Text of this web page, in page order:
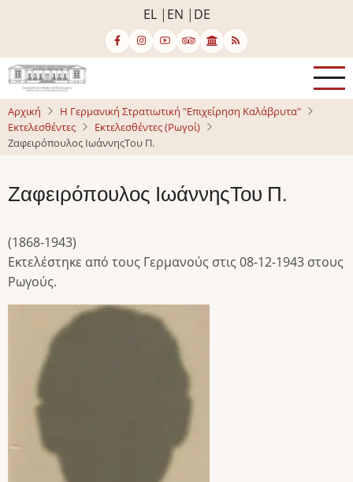
κυρίως
περιεχόμενο
EL EN DE
Αρχική
Η Γερμανική Στρατιωτική "Επιχείρηση Καλάβρυτα"
Εκτελεσθέντες
Εκτελεσθέντες (Ρωγοί)
Ζαφειρόπουλος ΙωάννηςΤου Π.
Ζαφειρόπουλος ΙωάννηςΤου Π.
(1868-1943)
Εκτελέστηκε από τους Γερμανούς στις 08-12-1943 στους
Ρωγούς.